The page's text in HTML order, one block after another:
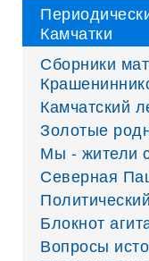
Камчатки
Сборники
Камчатский
Золотые
Мы - жители
Северная
Блокнот
Вопросы